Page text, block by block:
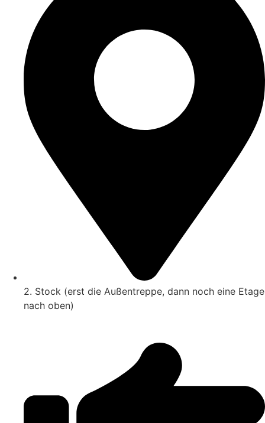
2. Stock (erst die Außentreppe, dann noch eine Etage
nach oben)